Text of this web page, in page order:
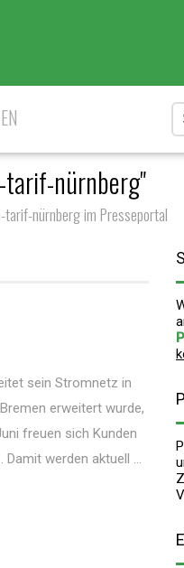
tarif-nürnberg"
nürnberg im Presseportal
sein Stromnetz in
erweitert wurde,
freuen sich Kunden
werden aktuell ...